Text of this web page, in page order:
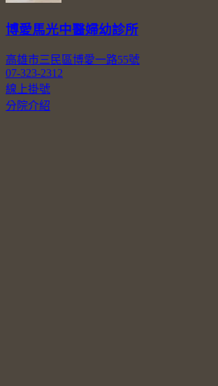
博愛馬光中醫婦幼診所
高雄市三民區博愛一路55號
07-323-2312
線上掛號
分院介紹